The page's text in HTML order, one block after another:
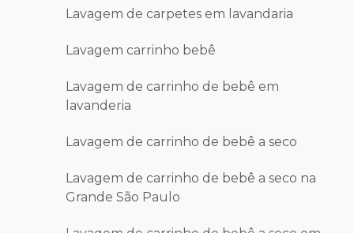
Lavagem de carpetes em lavandaria
Lavagem carrinho bebê
Lavagem de carrinho de bebê em
lavanderia
Lavagem de carrinho de bebê a seco
Lavagem de carrinho de bebê a seco na
Grande São Paulo